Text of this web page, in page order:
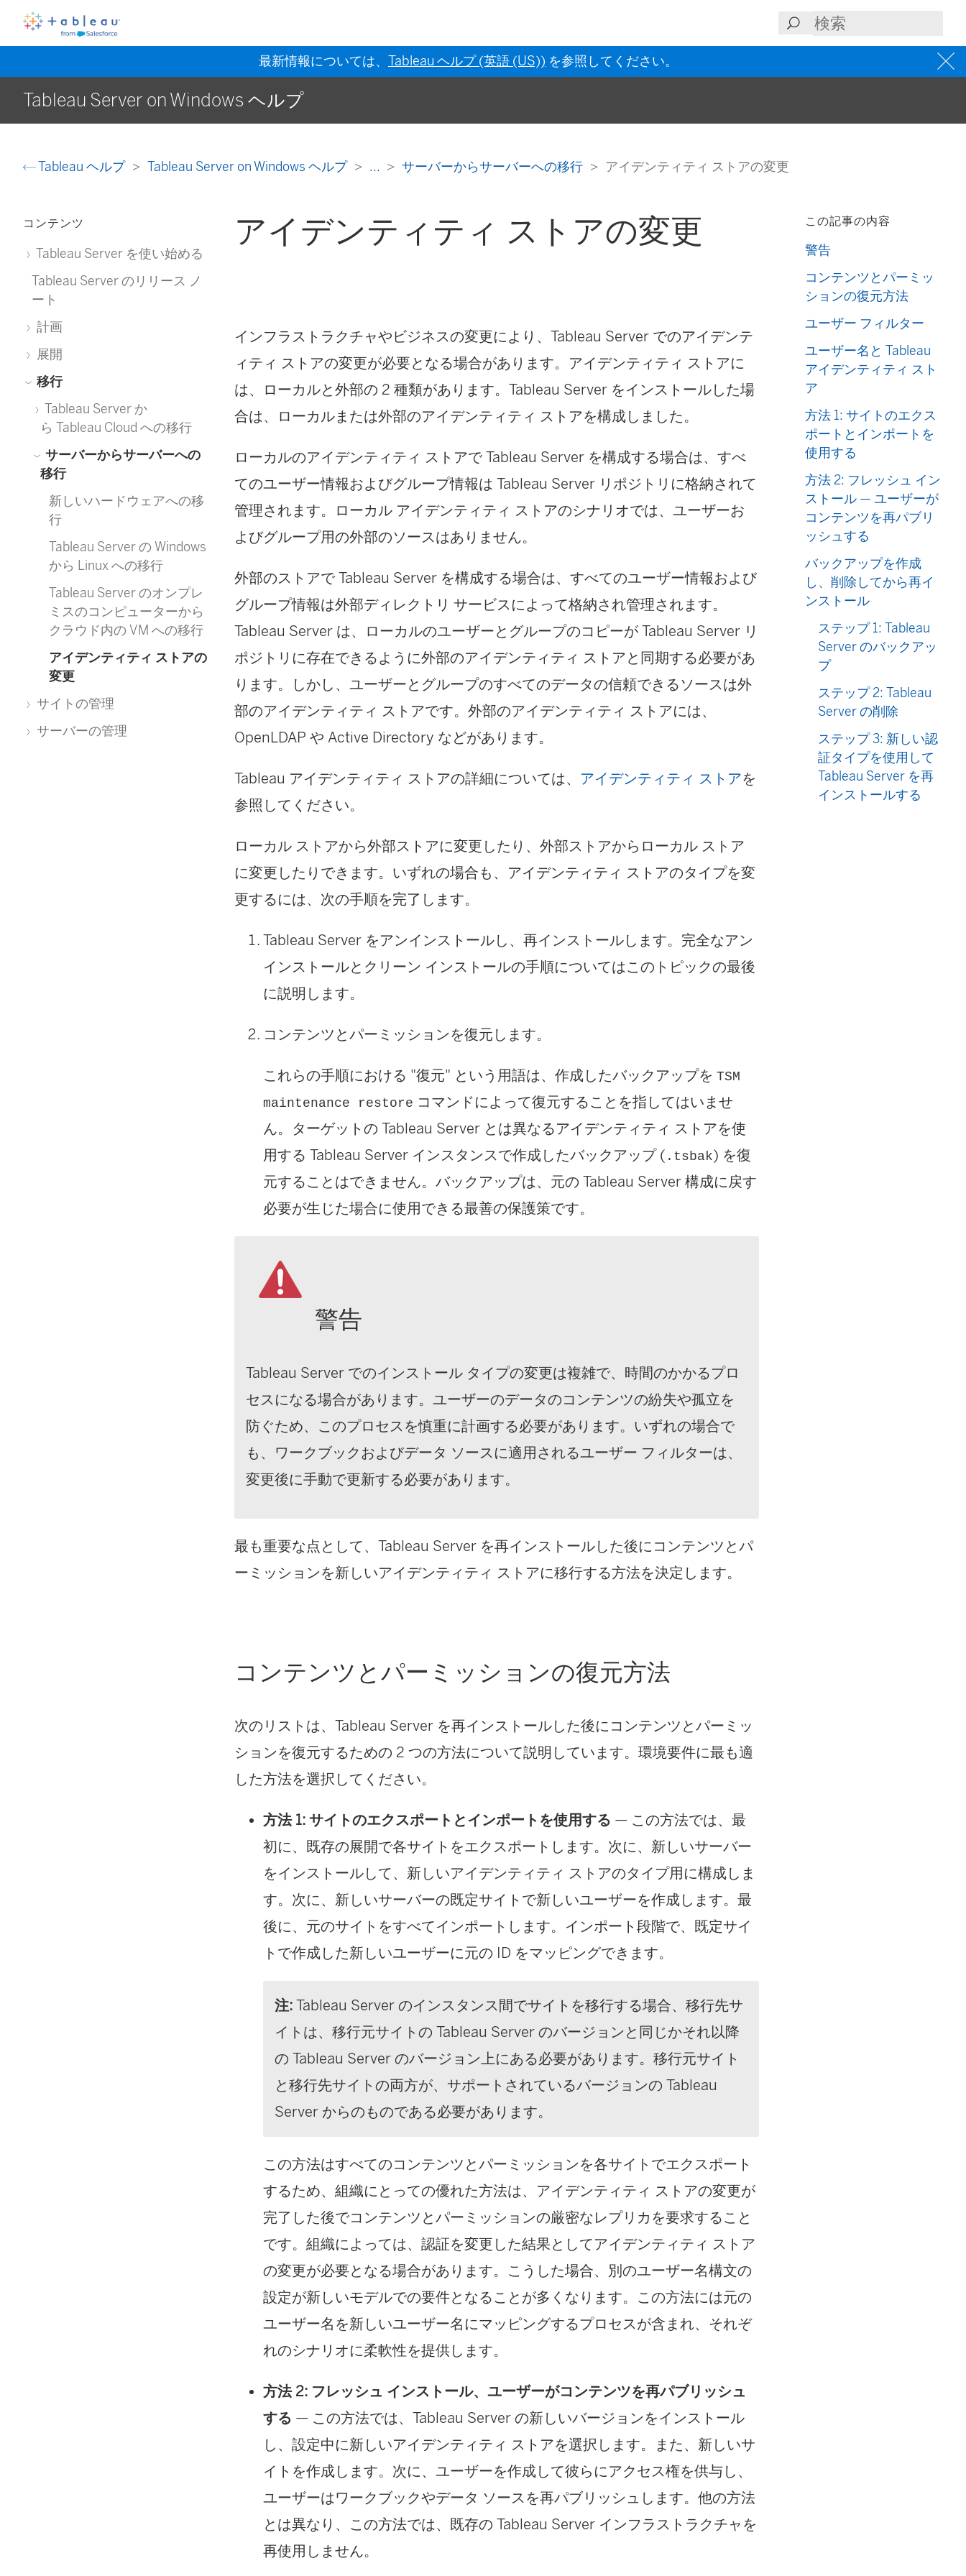
最新情報については、 Tableau ヘルプ (英語 (US)) を参照してください。
Tableau Server on Windows ヘルプ
Tableau ヘルプ Tableau Server on Windows ヘルプ ... サーバーからサーバーへの移行 アイデンティティ ストアの変更
コンテンツ
Tableau Server を使い始める
Tableau Server のリリース ノ
ート
計画
展開
移行
Tableau Server か
ら Tableau Cloud への移行
サーバーからサーバーへの
移行
新しいハードウェアへの移
行
Tableau Server の Windows
から Linux への移行
Tableau Server のオンプレ
ミスのコンピューターから
クラウド内の VM への移行
アイデンティティ ストアの
変更
サイトの管理
サーバーの管理
アイデンティティ ストアの変更
インフラストラクチャやビジネスの変更により、Tableau Server でのアイデンテ
ィティ ストアの変更が必要となる場合があります。アイデンティティ ストアに
は、ローカルと外部の 2 種類があります。Tableau Server をインストールした場
合は、ローカルまたは外部のアイデンティティ ストアを構成しました。
ローカルのアイデンティティ ストアで Tableau Server を構成する場合は、すべ
てのユーザー情報およびグループ情報は Tableau Server リポジトリに格納されて
管理されます。ローカル アイデンティティ ストアのシナリオでは、ユーザーお
よびグループ用の外部のソースはありません。
外部のストアで Tableau Server を構成する場合は、すべてのユーザー情報および
グループ情報は外部ディレクトリ サービスによって格納され管理されます。
Tableau Server は、ローカルのユーザーとグループのコピーが Tableau Server リ
ポジトリに存在できるように外部のアイデンティティ ストアと同期する必要があ
ります。しかし、ユーザーとグループのすべてのデータの信頼できるソースは外
部のアイデンティティ ストアです。外部のアイデンティティ ストアには、
OpenLDAP や Active Directory などがあります。
Tableau アイデンティティ ストアの詳細については、 アイデンティティ ストアを
参照してください。
ローカル ストアから外部ストアに変更したり、外部ストアからローカル ストア
に変更したりできます。いずれの場合も、アイデンティティ ストアのタイプを変
更するには、次の手順を完了します。
Tableau Server をアンインストールし、再インストールします。完全なアン
インストールとクリーン インストールの手順についてはこのトピックの最後
に説明します。
コンテンツとパーミッションを復元します。
これらの手順における "復元" という用語は、作成したバックアップをTSM
maintenance restore コマンドによって復元することを指してはいませ
ん。ターゲットの Tableau Server とは異なるアイデンティティ ストアを使
用する Tableau Server インスタンスで作成したバックアップ ( .tsbak) を復
元することはできません。バックアップは、元の Tableau Server 構成に戻す
必要が生じた場合に使用できる最善の保護策です。
警告
Tableau Server でのインストール タイプの変更は複雑で、時間のかかるプロ
セスになる場合があります。ユーザーのデータのコンテンツの紛失や孤立を
防ぐため、このプロセスを慎重に計画する必要があります。いずれの場合で
も、ワークブックおよびデータ ソースに適用されるユーザー フィルターは、
変更後に手動で更新する必要があります。
最も重要な点として、Tableau Server を再インストールした後にコンテンツとパ
ーミッションを新しいアイデンティティ ストアに移行する方法を決定します。
コンテンツとパーミッションの復元方法
次のリストは、Tableau Server を再インストールした後にコンテンツとパーミッ
ションを復元するための 2 つの方法について説明しています。環境要件に最も適
した方法を選択してください。
方法 1: サイトのエクスポートとインポートを使用する — この方法では、最
初に、既存の展開で各サイトをエクスポートします。次に、新しいサーバー
をインストールして、新しいアイデンティティ ストアのタイプ用に構成しま
す。次に、新しいサーバーの既定サイトで新しいユーザーを作成します。最
後に、元のサイトをすべてインポートします。インポート段階で、既定サイ
トで作成した新しいユーザーに元の ID をマッピングできます。
注: Tableau Server のインスタンス間でサイトを移行する場合、移行先サ
イトは、移行元サイトのTableau Server のバージョンと同じかそれ以降
のTableau Server のバージョン上にある必要があります。移行元サイト
と移行先サイトの両方が、サポートされているバージョンのTableau
Server からのものである必要があります。
この方法はすべてのコンテンツとパーミッションを各サイトでエクスポート
するため、組織にとっての優れた方法は、アイデンティティ ストアの変更が
完了した後でコンテンツとパーミッションの厳密なレプリカを要求すること
です。組織によっては、認証を変更した結果としてアイデンティティ ストア
の変更が必要となる場合があります。こうした場合、別のユーザー名構文の
設定が新しいモデルでの要件となることが多くなります。この方法には元の
ユーザー名を新しいユーザー名にマッピングするプロセスが含まれ、それぞ
れのシナリオに柔軟性を提供します。
方法 2: フレッシュ インストール、ユーザーがコンテンツを再パブリッシュ
する — この方法では、Tableau Server の新しいバージョンをインストール
し、設定中に新しいアイデンティティ ストアを選択します。また、新しいサ
イトを作成します。次に、ユーザーを作成して彼らにアクセス権を供与し、
ユーザーはワークブックやデータ ソースを再パブリッシュします。他の方法
とは異なり、この方法では、既存の Tableau Server インフラストラクチャを
再使用しません。
この記事の内容
警告
コンテンツとパーミッ
ションの復元方法
ユーザー フィルター
ユーザー名と Tableau
アイデンティティ スト
ア
方法 1: サイトのエクス
ポートとインポートを
使用する
方法 2: フレッシュ イン
ストール — ユーザーが
コンテンツを再パブリ
ッシュする
バックアップを作成
し、削除してから再イ
ンストール
ステップ 1: Tableau
Server のバックアッ
プ
ステップ 2: Tableau
Server の削除
ステップ 3: 新しい認
証タイプを使用して
Tableau Server を再
インストールする